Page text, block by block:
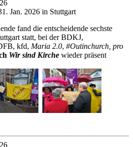
Jan. 2026 in Stuttgart
fand die entscheidende sechste
statt, bei der BDKJ,
kfd, Maria 2.0, #Outinchurch, pro
Wir sind Kirche wieder präsent